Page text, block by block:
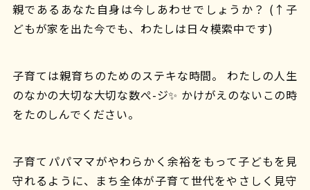
親であるあなた自身は今しあわせでしょうか？ (↑子
どもが家を出た今でも、わたしは日々模索中です)
子育ては親育ちのためのステキな時間。 わたしの人生
のなかの大切な大切な数ぺ-ジ✨ かけがえのないこの時
をたのしんでください。
子育てパパママがやわらかく余裕をもって子どもを見
守れるように、まち全体が子育て世代をやさしく見守